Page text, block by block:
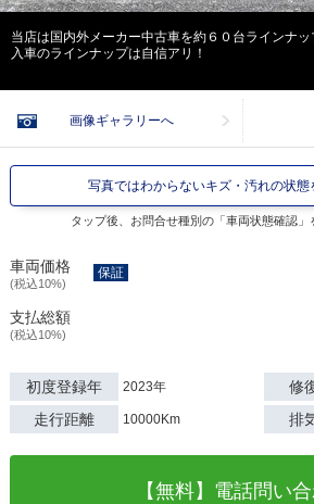
当店は国内外メーカー中古車を約６０台ラインナ
入車のラインナップは自信アリ！
画像ギャラリーへ
写真ではわからないキズ・汚れの状態
タップ後、お問合せ種別の「車両状態確認」
車両価格
(税込10%)
保証
支払総額
(税込10%)
初度登録年 2023年 修
走行距離 10000Km 排
【無料】電話問い